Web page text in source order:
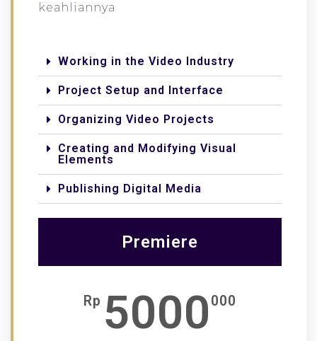
keahliannya
Working in the Video Industry
Project Setup and Interface
Organizing Video Projects
Creating and Modifying Visual
Elements
Publishing Digital Media
Premiere
Rp 5000 000